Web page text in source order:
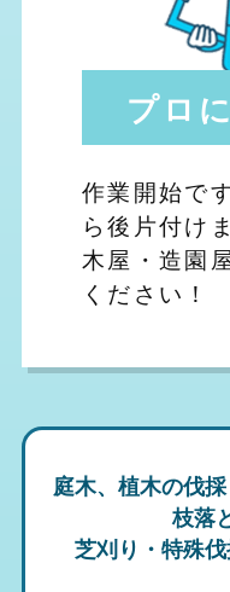
プロ
作業開始で
ら後片付け
木屋・造園
ください！
庭木、植木の伐
枝落
芝刈り・特殊